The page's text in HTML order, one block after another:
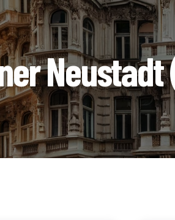
Minuten Lesezeit